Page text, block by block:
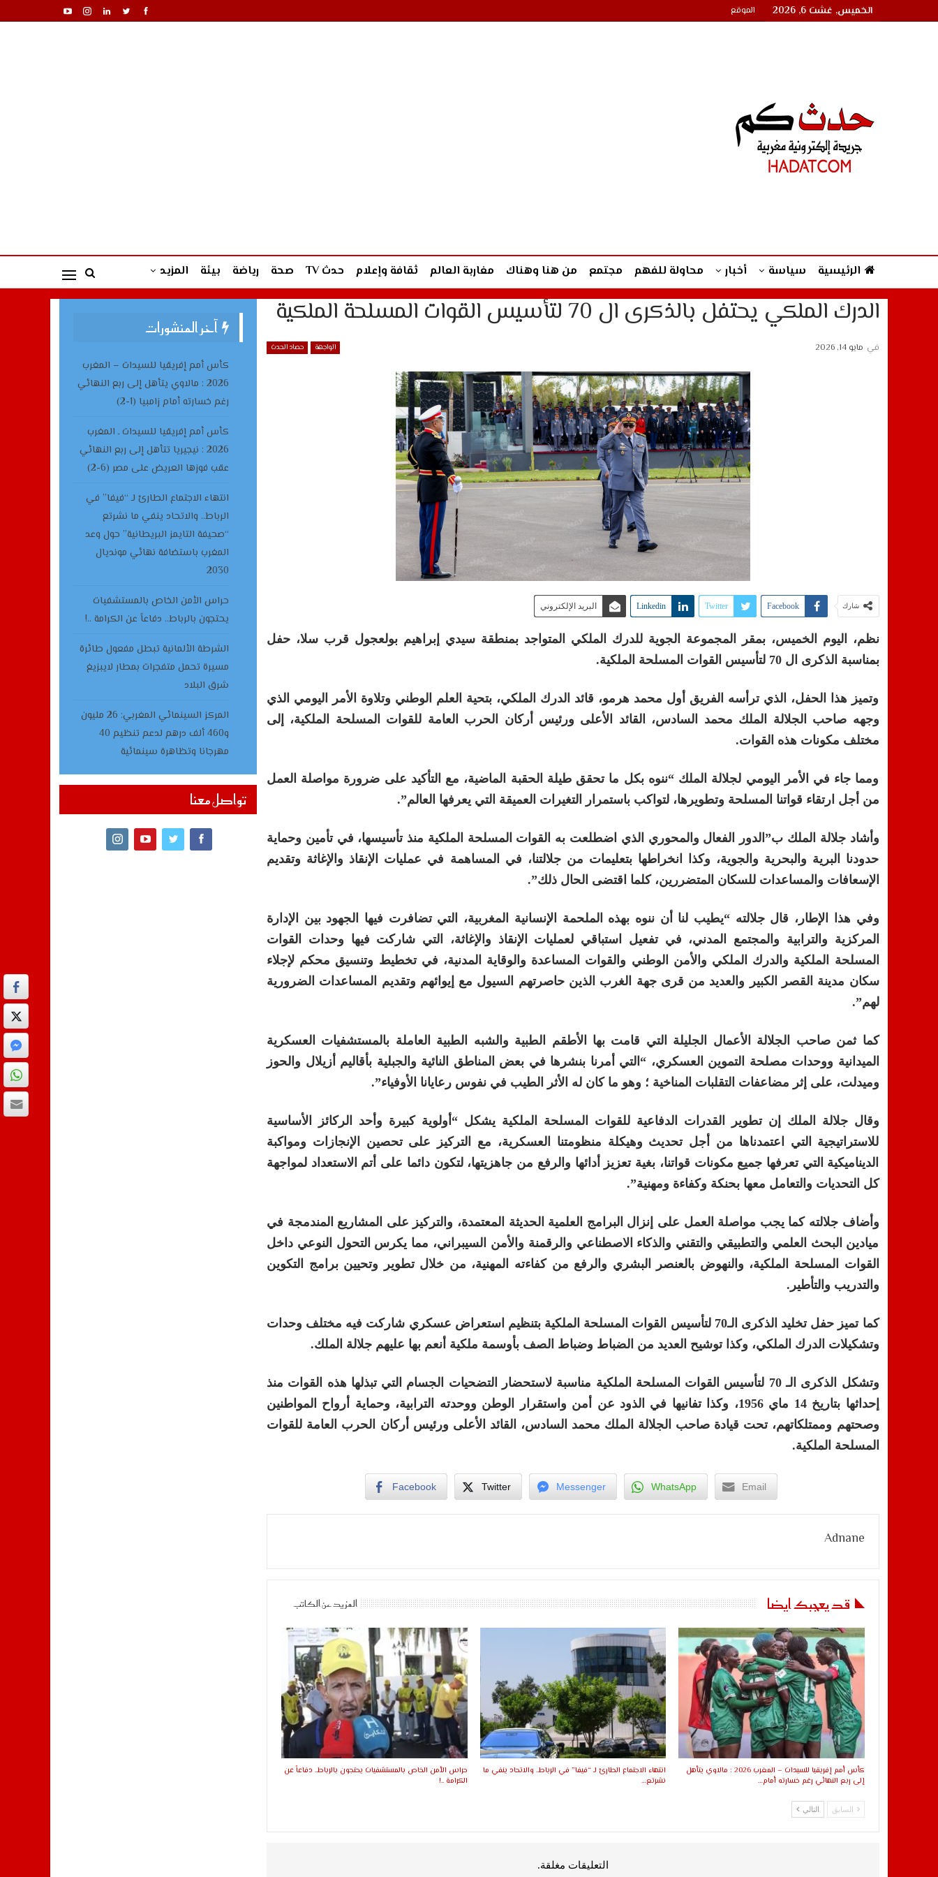
الخميس, غشت 6, 2026 الموقع
الرئيسية سياسة أخبار محاولة للفهم مجتمع من هنا وهناك مغاربة العالم ثقافة وإعلام حدث TV صحة رياضة بيئة المزيد
الدرك الملكي يحتفل بالذكرى ال 70 لتأسيس القوات المسلحة الملكية
الواجهة حصاد الحدث في مايو 14, 2026
شارك Facebook
Twitter
Linkedin البريد الإلكتروني
نظم، اليوم الخميس، بمقر المجموعة الجوية للدرك الملكي المتواجد بمنطقة سيدي إبراهيم بولعجول قرب سلا، حفل
بمناسبة الذكرى ال 70 لتأسيس القوات المسلحة الملكية.
وتميز هذا الحفل، الذي ترأسه الفريق أول محمد هرمو، قائد الدرك الملكي، بتحية العلم الوطني وتلاوة الأمر اليومي الذي
وجهه صاحب الجلالة الملك محمد السادس، القائد الأعلى ورئيس أركان الحرب العامة للقوات المسلحة الملكية، إلى
مختلف مكونات هذه القوات.
ومما جاء في الأمر اليومي لجلالة الملك “ننوه بكل ما تحقق طيلة الحقبة الماضية، مع التأكيد على ضرورة مواصلة العمل
من أجل ارتقاء قواتنا المسلحة وتطويرها، لتواكب باستمرار التغيرات العميقة التي يعرفها العالم”.
وأشاد جلالة الملك ب”الدور الفعال والمحوري الذي اضطلعت به القوات المسلحة الملكية منذ تأسيسها، في تأمين وحماية
حدودنا البرية والبحرية والجوية، وكذا انخراطها بتعليمات من جلالتنا، في المساهمة في عمليات الإنقاذ والإغاثة وتقديم
الإسعافات والمساعدات للسكان المتضررين، كلما اقتضى الحال ذلك”.
وفي هذا الإطار، قال جلالته “يطيب لنا أن ننوه بهذه الملحمة الإنسانية المغربية، التي تضافرت فيها الجهود بين الإدارة
المركزية والترابية والمجتمع المدني، في تفعيل استباقي لعمليات الإنقاذ والإغاثة، التي شاركت فيها وحدات القوات
المسلحة الملكية والدرك الملكي والأمن الوطني والقوات المساعدة والوقاية المدنية، في تخطيط وتنسيق محكم لإجلاء
سكان مدينة القصر الكبير والعديد من قرى جهة الغرب الذين حاصرتهم السيول مع إيوائهم وتقديم المساعدات الضرورية
لهم”.
كما ثمن صاحب الجلالة الأعمال الجليلة التي قامت بها الأطقم الطبية والشبه الطبية العاملة بالمستشفيات العسكرية
الميدانية ووحدات مصلحة التموين العسكري، “التي أمرنا بنشرها في بعض المناطق النائية والجبلية بأقاليم أزيلال والحوز
وميدلت، على إثر مضاعفات التقلبات المناخية ؛ وهو ما كان له الأثر الطيب في نفوس رعايانا الأوفياء”.
وقال جلالة الملك إن تطوير القدرات الدفاعية للقوات المسلحة الملكية يشكل “أولوية كبيرة وأحد الركائز الأساسية
للاستراتيجية التي اعتمدناها من أجل تحديث وهيكلة منظومتنا العسكرية، مع التركيز على تحصين الإنجازات ومواكبة
الديناميكية التي تعرفها جميع مكونات قواتنا، بغية تعزيز أدائها والرفع من جاهزيتها، لتكون دائما على أتم الاستعداد لمواجهة
كل التحديات والتعامل معها بحنكة وكفاءة ومهنية”.
وأضاف جلالته كما يجب مواصلة العمل على إنزال البرامج العلمية الحديثة المعتمدة، والتركيز على المشاريع المندمجة في
ميادين البحث العلمي والتطبيقي والتقني والذكاء الاصطناعي والرقمنة والأمن السيبراني، مما يكرس التحول النوعي داخل
القوات المسلحة الملكية، والنهوض بالعنصر البشري والرفع من كفاءته المهنية، من خلال تطوير وتحيين برامج التكوين
والتدريب والتأطير.
كما تميز حفل تخليد الذكرى الـ70 لتأسيس القوات المسلحة الملكية بتنظيم استعراض عسكري شاركت فيه مختلف وحدات
وتشكيلات الدرك الملكي، وكذا توشيح العديد من الضباط وضباط الصف بأوسمة ملكية أنعم بها عليهم جلالة الملك.
وتشكل الذكرى الـ 70 لتأسيس القوات المسلحة الملكية مناسبة لاستحضار التضحيات الجسام التي تبذلها هذه القوات منذ
إحداثها بتاريخ 14 ماي 1956، وكذا تفانيها في الذود عن أمن واستقرار الوطن ووحدته الترابية، وحماية أرواح المواطنين
وصحتهم وممتلكاتهم، تحت قيادة صاحب الجلالة الملك محمد السادس، القائد الأعلى ورئيس أركان الحرب العامة للقوات
المسلحة الملكية.
Facebook Twitter Messenger WhatsApp Email
Adnane
قد يعجبك ايضا المزيد عن الكاتب
كأس أمم إفريقيا للسيدات – المغرب 2026 : مالاوي يتأهل
إلى ربع النهائي رغم خسارته أمام…
انتهاء الاجتماع الطارئ لـ “فيفا” في الرباط.. والاتحاد ينفي ما
نشرتع…
حراس الأمن الخاص بالمستشفيات يحتجون بالرباط.. دفاعاً عن
الكرامة ..!
السابق التالي
التعليقات مغلقة.
آخر المنشورات
كأس أمم إفريقيا للسيدات – المغرب
2026 : مالاوي يتأهل إلى ربع النهائي
رغم خسارته أمام زامبيا (1-2)
كأس أمم إفريقيا للسيدات ـ المغرب
2026 : نيجيريا تتأهل إلى ربع النهائي
عقب فوزها العريض على مصر (6-2)
انتهاء الاجتماع الطارئ لـ “فيفا” في
الرباط.. والاتحاد ينفي ما نشرتع
“صحيفة التايمز البريطانية” حول وعد
المغرب باستضافة نهائي مونديال
2030
حراس الأمن الخاص بالمستشفيات
يحتجون بالرباط.. دفاعاً عن الكرامة ..!
الشرطة الألمانية تبطل مفعول طائرة
مسيرة تحمل متفجرات بمطار لايبزيغ
شرق البلاد
المركز السينمائي المغربي: 26 مليون
و460 ألف درهم لدعم تنظيم 40
مهرجانا وتظاهرة سينمائية
تواصل معنا